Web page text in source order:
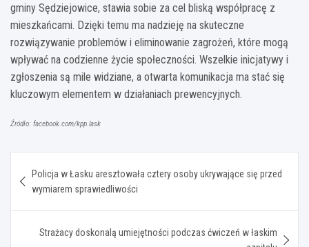
gminy Sędziejowice, stawia sobie za cel bliską współpracę z
mieszkańcami. Dzięki temu ma nadzieję na skuteczne
rozwiązywanie problemów i eliminowanie zagrożeń, które mogą
wpływać na codzienne życie społeczności. Wszelkie inicjatywy i
zgłoszenia są mile widziane, a otwarta komunikacja ma stać się
kluczowym elementem w działaniach prewencyjnych.
Źródło: facebook.com/kpp.lask
wpisu
Policja w Łasku aresztowała cztery osoby ukrywające się przed
wymiarem sprawiedliwości
Strażacy doskonalą umiejętności podczas ćwiczeń w łaskim